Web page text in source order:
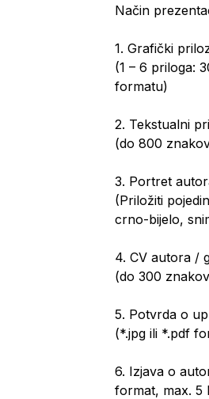
Način
1. Grafički
(1 – 6 priloga:
formatu)
2. Tekstualni
(do 800
3. Portret
(Priložiti
crno-bijelo,
4. CV autora /
(do 300
5. Potvrda o
(*.jpg ili *.pdf
6. Izjava o
format, max. 5